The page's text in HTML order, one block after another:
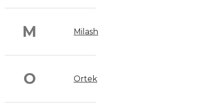
M Milash
O Ortek